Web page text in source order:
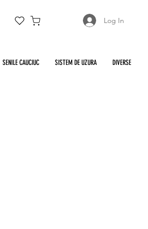
Log In
SENILE CAUCIUC SISTEM DE UZURA DIVERSE